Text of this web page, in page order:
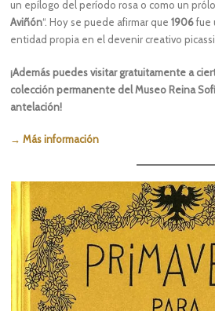
un epílogo del período rosa o como un
Aviñón“. Hoy se puede afirmar que1906fue
entidad propia en el devenir creativo
¡Además puedes visitar gratuitamente a
colección permanente del Museo Reina
antelación!
→ Más información